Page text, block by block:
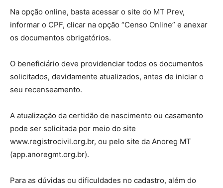
Na opção online, basta acessar o site do MT Prev,
informar o CPF, clicar na opção “Censo Online” e anexar
os documentos obrigatórios.
O beneficiário deve providenciar todos os documentos
solicitados, devidamente atualizados, antes de iniciar o
seu recenseamento.
A atualização da certidão de nascimento ou casamento
pode ser solicitada por meio do site
www.registrocivil.org.br, ou pelo site da Anoreg MT
(app.anoregmt.org.br).
Para as dúvidas ou dificuldades no cadastro, além do